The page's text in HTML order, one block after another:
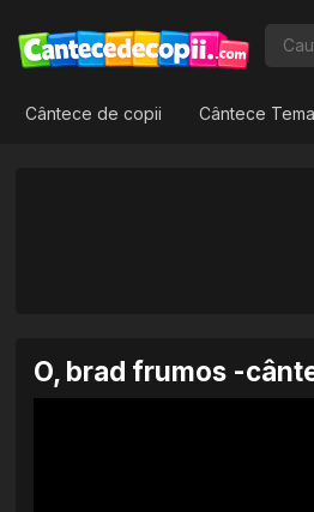
Cântece de copii Cântece
O, brad frumos -